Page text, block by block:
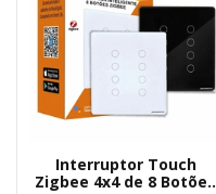
Interruptor Touch
Zigbee 4x4 de 8 Botões